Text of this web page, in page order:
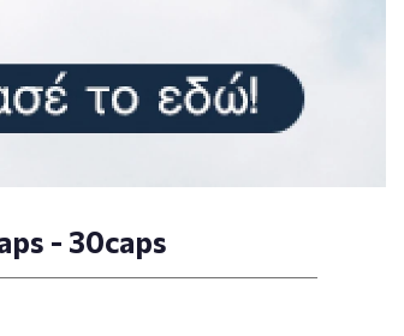
- 30caps